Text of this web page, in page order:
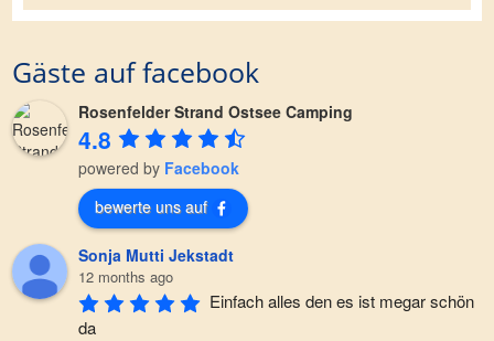
Gäste auf facebook
Rosenfelder Strand Ostsee Camping
4.8
powered by Facebook
bewerte uns auf
Sonja Mutti Jekstadt
12 months ago
Einfach alles den es ist megar schön
da